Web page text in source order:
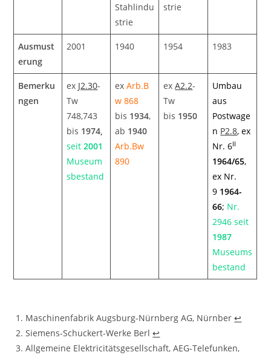
Stahlindu
strie
strie
Ausmust
erung
2001 1940 1954 1983
Bemerku
ngen
ex J2.30-
Tw
748,743
bis 1974,
seit2001
Museum
sbestand
exArb.B
w 868
bis 1934,
ab 1940
Arb.Bw
890
exA2.2-
Tw
bis 1950
Umbau
aus
Postwage
n P2.8, ex
Nr. 6II
1964/65,
ex Nr.
9 1964-
66; Nr.
2946 seit
1987
Museums
bestand
Maschinenfabrik Augsburg-Nürnberg AG, Nürnber↩︎
Siemens-Schuckert-Werke Berl↩︎
Allgemeine Elektricitätsgesellschaft, AEG-Telefunken,